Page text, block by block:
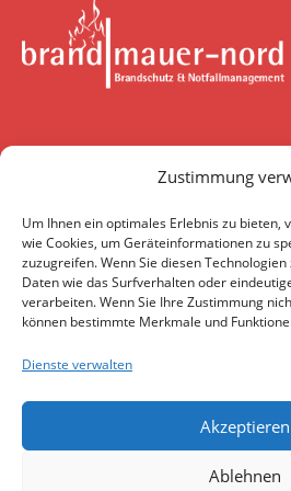
Zustimmung
Um Ihnen ein optimales Erlebnis zu bieten,
wie Cookies, um Geräteinformationen zu
zuzugreifen. Wenn Sie diesen
Daten wie das Surfverhalten oder
verarbeiten. Wenn Sie Ihre Zustimmung
können bestimmte Merkmale und
Dienste verwalten
Akzeptieren
Ablehnen
Wendenstraße 375
20537 Hamburg
Kontakt
Telefon:040 / 253 06 21-0
E-Mail:
info@brandmauer-nord.de